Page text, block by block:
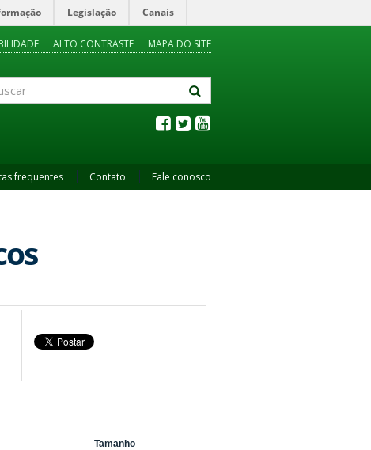
Legislação Canais
ALTO CONTRASTE MAPA DO SITE
frequentes Contato Fale conosco
Tamanho